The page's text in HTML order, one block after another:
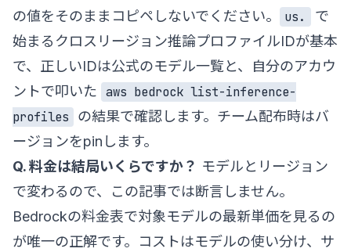
の値をそのままコピペしないでください。
us.
で
始まるクロスリージョン推論プロファイルIDが基本
で、正しいIDは公式のモデル一覧と、自分のアカウ
ントで叩いた aws bedrock list-inference-
profiles
の結果で確認します。チーム配布時はバ
ージョンをpinします。
Q. 料金は結局いくらですか？ モデルとリージョン
で変わるので、この記事では断言しません。
Bedrockの料金表で対象モデルの最新単価を見るの
が唯一の正解です。コストはモデルの使い分け、サ